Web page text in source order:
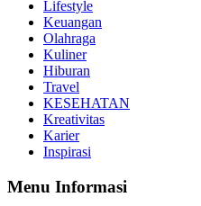
Lifestyle
Keuangan
Olahraga
Kuliner
Hiburan
Travel
KESEHATAN
Kreativitas
Karier
Inspirasi
Menu Informasi